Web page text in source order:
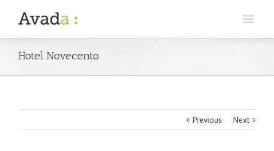
Hotel Novecento
Previous Next